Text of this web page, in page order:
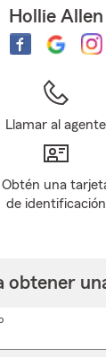
Hollie Allen
Llamar al agente
Obtén una
de identificación
obtener